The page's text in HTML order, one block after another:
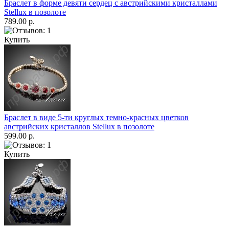
Браслет в форме девяти сердец с австрийскими кристаллами
Stellux в позолоте
789.00 р.
Купить
Браслет в виде 5-ти круглых темно-красных цветков
австрийских кристаллов Stellux в позолоте
599.00 р.
Купить